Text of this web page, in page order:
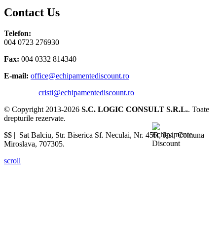
Contact Us
Telefon:
004 0723 276930
Fax: 004 0332 814340
E-mail: office@echipamentediscount.ro
cristi@echipamentediscount.ro
© Copyright 2013-2026 S.C. LOGIC CONSULT S.R.L.. Toate
drepturile rezervate.
$$ | Sat Balciu, Str. Biserica Sf. Neculai, Nr. 45R,Iasi,Comuna
Miroslava, 707305.
scroll